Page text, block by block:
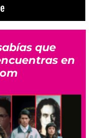
que
en